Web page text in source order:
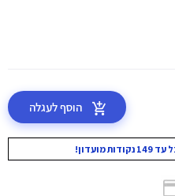
הוסף לעגלה
מועדון!